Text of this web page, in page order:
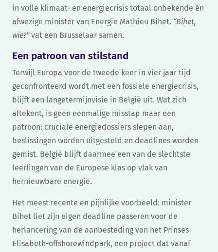
in volle klimaat- en energiecrisis totaal onbekende én
afwezige minister van Energie Mathieu Bihet. “Bihet,
wie?”vat een Brusselaar samen.
Een patroon van stilstand
Terwijl Europa voor de tweede keer in vier jaar tijd
geconfronteerd wordt met een fossiele energiecrisis,
blijft een langetermijnvisie in België uit. Wat zich
aftekent, is geen eenmalige misstap maar een
patroon: cruciale energiedossiers slepen aan,
beslissingen worden uitgesteld en deadlines worden
gemist. België blijft daarmee een van de slechtste
leerlingen van de Europese klas op vlak van
hernieuwbare energie.
Het meest recente en pijnlijke voorbeeld: minister
Bihet liet zijn eigen deadline passeren voor de
herlancering van de aanbesteding van het Prinses
Elisabeth-offshorewindpark, een project dat vanaf